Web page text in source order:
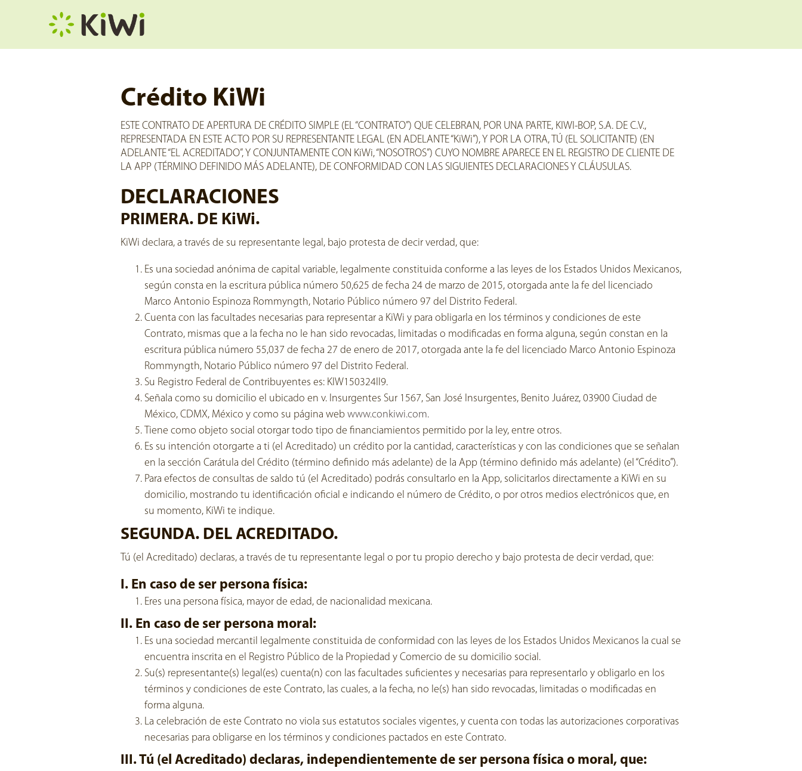
Crédito KiWi
ESTE CONTRATO DE APERTURA DE CRÉDITO SIMPLE (EL “CONTRATO”) QUE CELEBRAN, POR UNA PARTE, KIWI-BOP, S.A. DE C.V.,
REPRESENTADA EN ESTE ACTO POR SU REPRESENTANTE LEGAL (EN ADELANTE “KiWi”), Y POR LA OTRA, TÚ (EL SOLICITANTE) (EN
ADELANTE “EL ACREDITADO”, Y CONJUNTAMENTE CON KiWi, “NOSOTROS”) CUYO NOMBRE APARECE EN EL REGISTRO DE CLIENTE DE
LA APP (TÉRMINO DEFINIDO MÁS ADELANTE), DE CONFORMIDAD CON LAS SIGUIENTES DECLARACIONES Y CLÁUSULAS.
DECLARACIONES
PRIMERA. DE KiWi.
KiWi declara, a través de su representante legal, bajo protesta de decir verdad, que:
Es una sociedad anónima de capital variable, legalmente constituida conforme a las leyes de los Estados Unidos Mexicanos,
según consta en la escritura pública número 50,625 de fecha 24 de marzo de 2015, otorgada ante la fe del licenciado
Marco Antonio Espinoza Rommyngth, Notario Público número 97 del Distrito Federal.
Cuenta con las facultades necesarias para representar a KiWi y para obligarla en los términos y condiciones de este
Contrato, mismas que a la fecha no le han sido revocadas, limitadas o modificadas en forma alguna, según constan en la
escritura pública número 55,037 de fecha 27 de enero de 2017, otorgada ante la fe del licenciado Marco Antonio Espinoza
Rommyngth, Notario Público número 97 del Distrito Federal.
Su Registro Federal de Contribuyentes es: KIW150324II9.
Señala como su domicilio el ubicado en v. Insurgentes Sur 1567, San José Insurgentes, Benito Juárez, 03900 Ciudad de
México, CDMX, México y como su página web www.conkiwi.com.
Tiene como objeto social otorgar todo tipo de financiamientos permitido por la ley, entre otros.
Es su intención otorgarte a ti (el Acreditado) un crédito por la cantidad, características y con las condiciones que se señalan
en la sección Carátula del Crédito (término definido más adelante) de la App (término definido más adelante) (el “Crédito”).
Para efectos de consultas de saldo tú (el Acreditado) podrás consultarlo en la App, solicitarlos directamente a KiWi en su
domicilio, mostrando tu identificación oficial e indicando el número de Crédito, o por otros medios electrónicos que, en
su momento, KiWi te indique.
SEGUNDA. DEL ACREDITADO.
Tú (el Acreditado) declaras, a través de tu representante legal o por tu propio derecho y bajo protesta de decir verdad, que:
I. En caso de ser persona física:
Eres una persona física, mayor de edad, de nacionalidad mexicana.
II. En caso de ser persona moral:
Es una sociedad mercantil legalmente constituida de conformidad con las leyes de los Estados Unidos Mexicanos la cual se
encuentra inscrita en el Registro Público de la Propiedad y Comercio de su domicilio social.
Su(s) representante(s) legal(es) cuenta(n) con las facultades suficientes y necesarias para representarlo y obligarlo en los
términos y condiciones de este Contrato, las cuales, a la fecha, no le(s) han sido revocadas, limitadas o modificadas en
forma alguna.
La celebración de este Contrato no viola sus estatutos sociales vigentes, y cuenta con todas las autorizaciones corporativas
necesarias para obligarse en los términos y condiciones pactados en este Contrato.
III. Tú (el Acreditado) declaras, independientemente de ser persona física o moral, que: